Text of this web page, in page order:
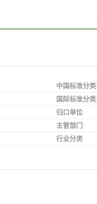
中国标准分
国际标准分
归口单位
主管部门
行业分类